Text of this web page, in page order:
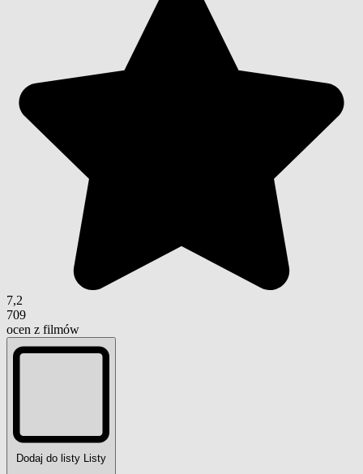
7,2
709
ocen z filmów
Dodaj do listy Listy